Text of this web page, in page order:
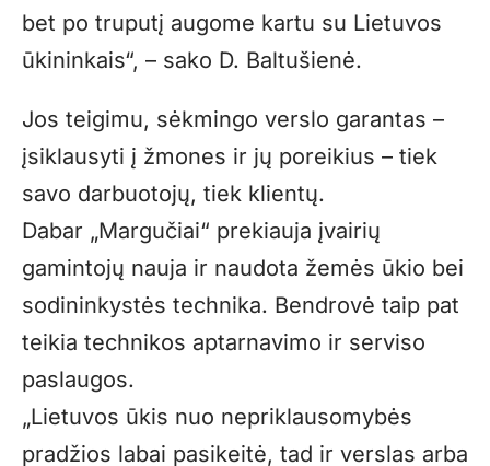
bet po truputį augome kartu su Lietuvos
ūkininkais“, – sako D. Baltušienė.
Jos teigimu, sėkmingo verslo garantas –
įsiklausyti į žmones ir jų poreikius – tiek
savo darbuotojų, tiek klientų.
Dabar „Margučiai“ prekiauja įvairių
gamintojų nauja ir naudota žemės ūkio bei
sodininkystės technika. Bendrovė taip pat
teikia technikos aptarnavimo ir serviso
paslaugos.
„Lietuvos ūkis nuo nepriklausomybės
pradžios labai pasikeitė, tad ir verslas arba